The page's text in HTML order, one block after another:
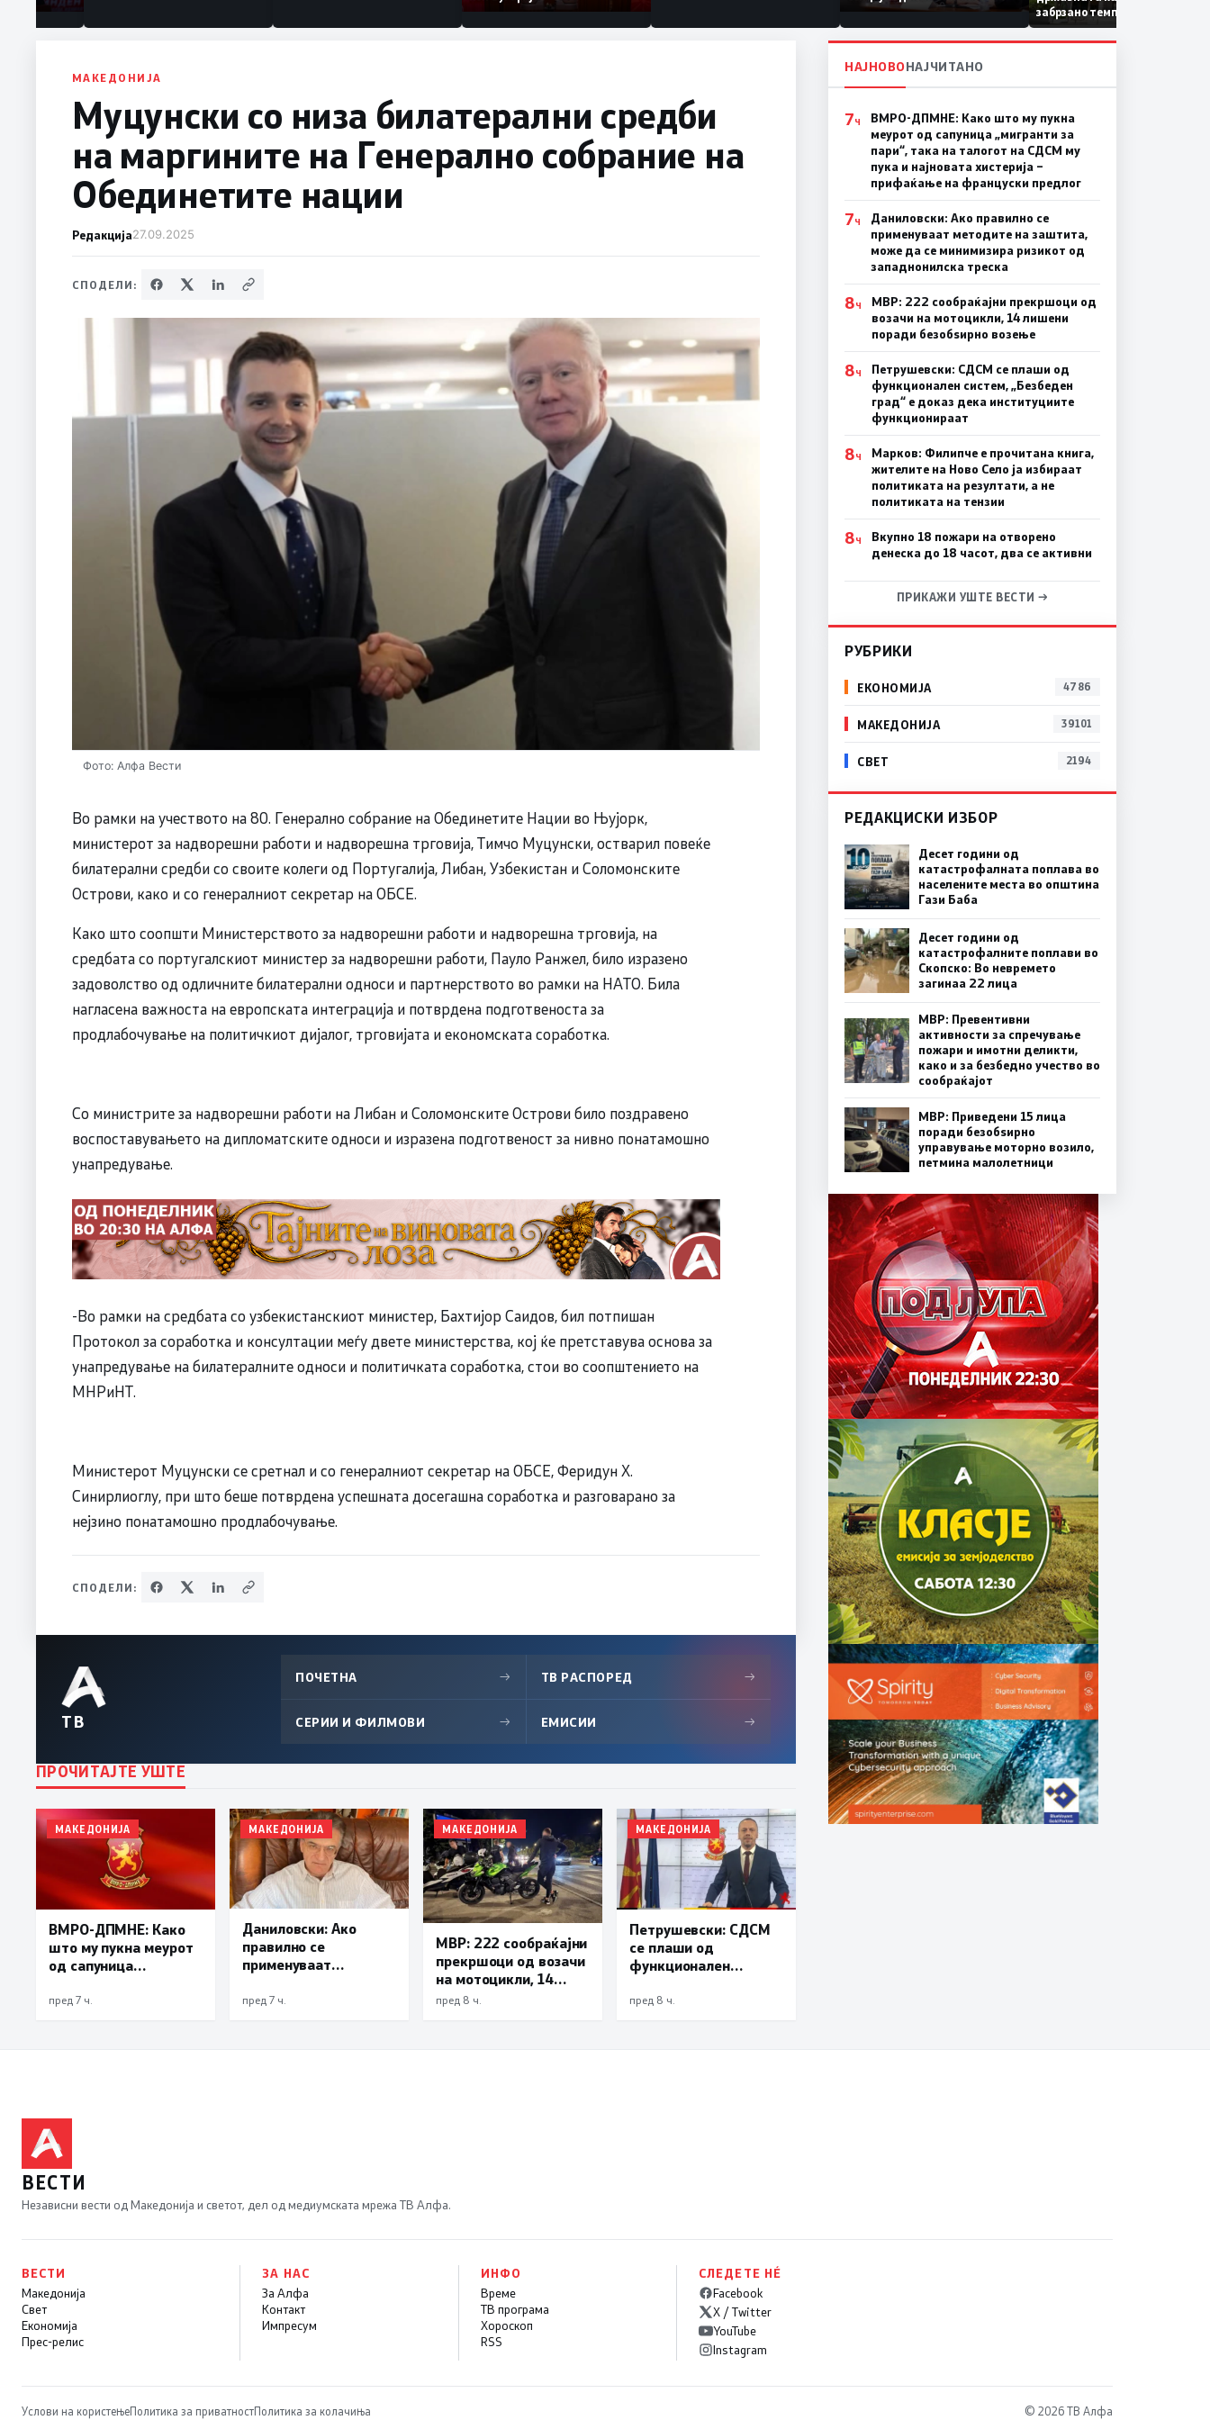
Коридор 8, Македонија
станува раскрсница на
Балканот
забрзано темпо
МАКЕДОНИЈА
Муцунски со низа билатерални средби
на маргините на Генерално собрание на
Обединетите нации
Редакција27.09.2025
СПОДЕЛИ:
Фото: Алфа Вести
Во рамки на учеството на 80. Генерално собрание на Обединетите Нации во Њујорк,
министерот за надворешни работи и надворешна трговија, Тимчо Муцунски, остварил повеќе
билатерални средби со своите колеги од Португалија, Либан, Узбекистан и Соломонските
Острови, како и со генералниот секретар на ОБСЕ.
Како што соопшти Министерството за надворешни работи и надворешна трговија, на
средбата со португалскиот министер за надворешни работи, Пауло Ранжел, било изразено
задоволство од одличните билатерални односи и партнерството во рамки на НАТО. Била
нагласена важноста на европската интеграција и потврдена подготвеноста за
продлабочување на политичкиот дијалог, трговијата и економската соработка.
Со министрите за надворешни работи на Либан и Соломонските Острови било поздравено
воспоставувањето на дипломатските односи и изразена подготвеност за нивно понатамошно
унапредување.
-Во рамки на средбата со узбекистанскиот министер, Бахтијор Саидов, бил потпишан
Протокол за соработка и консултации меѓу двете министерства, кој ќе претставува основа за
унапредување на билатералните односи и политичката соработка, стои во соопштението на
МНРиНТ.
Министерот Муцунски се сретнал и со генералниот секретар на ОБСЕ, Феридун Х.
Синирлиоглу, при што беше потврдена успешната досегашна соработка и разговарано за
нејзино понатамошно продлабочување.
СПОДЕЛИ:
ТВ
ПОЧЕТНА → ТВ РАСПОРЕД →
СЕРИИ И ФИЛМОВИ → ЕМИСИИ →
ПРОЧИТАЈТЕ УШТЕ
МАКЕДОНИЈА
ВМРО-ДПМНЕ: Како
што му пукна меурот
од сапуница
така на талогот на
пред 7 ч.
МАКЕДОНИЈА
Даниловски: Ако
правилно се
применуваат
може да се
пред 7 ч.
МАКЕДОНИЈА
МВР: 222 сообраќајни
прекршоци од возачи
на мотоцикли, 14
лишени поради
пред 8 ч.
МАКЕДОНИЈА
Петрушевски: СДСМ
се плаши од
функционален
град“ е доказ дека
пред 8 ч.
НАЈНОВОНАЈЧИТАНО
7Ч
ВМРО-ДПМНЕ: Како што му пукна
меурот од сапуница „мигранти за
пари“, така на талогот на СДСМ му
пука и најновата хистерија –
прифаќање на француски предлог
7Ч
Даниловски: Ако правилно се
применуваат методите на заштита,
може да се минимизира ризикот од
западнонилска треска
8Ч
МВР: 222 сообраќајни прекршоци од
возачи на мотоцикли, 14 лишени
поради безобѕирно возење
8Ч
Петрушевски: СДСМ се плаши од
функционален систем, „Безбеден
град“ е доказ дека институциите
функционираат
8Ч
Марков: Филипче е прочитана книга,
жителите на Ново Село ја избираат
политиката на резултати, а не
политиката на тензии
8Ч
Вкупно 18 пожари на отворено
денеска до 18 часот, два се активни
ПРИКАЖИ УШТЕ ВЕСТИ →
РУБРИКИ
ЕКОНОМИЈА 4786
МАКЕДОНИЈА 39101
СВЕТ 2194
РЕДАКЦИСКИ ИЗБОР
Десет години од
катастрофалната поплава во
населените места во општина
Гази Баба
Десет години од
катастрофалните поплави во
Скопско: Во невремето
загинаа 22 лица
МВР: Превентивни
активности за спречување
пожари и имотни деликти,
како и за безбедно учество во
сообраќајот
МВР: Приведени 15 лица
поради безобѕирно
управување моторно возило,
петмина малолетници
ВЕСТИ
Независни вести од Македонија и светот, дел од медиумската мрежа ТВ Алфа.
ВЕСТИ
Македонија
Свет
Економија
Прес-релис
ЗА НАС
За Алфа
Контакт
Импресум
ИНФО
Време
ТВ програма
Хороскоп
RSS
СЛЕДЕТЕ НÉ
Facebook
X / Twitter
YouTube
Instagram
Услови на користењеПолитика за приватностПолитика за колачиња © 2026 ТВ Алфа